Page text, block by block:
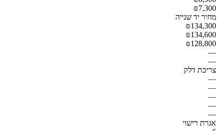
₪7,300
מחיר יד שנייה
₪134,300
₪134,600
₪128,800
—
—
צריכת דלק
—
—
—
—
—
אגרת רישוי